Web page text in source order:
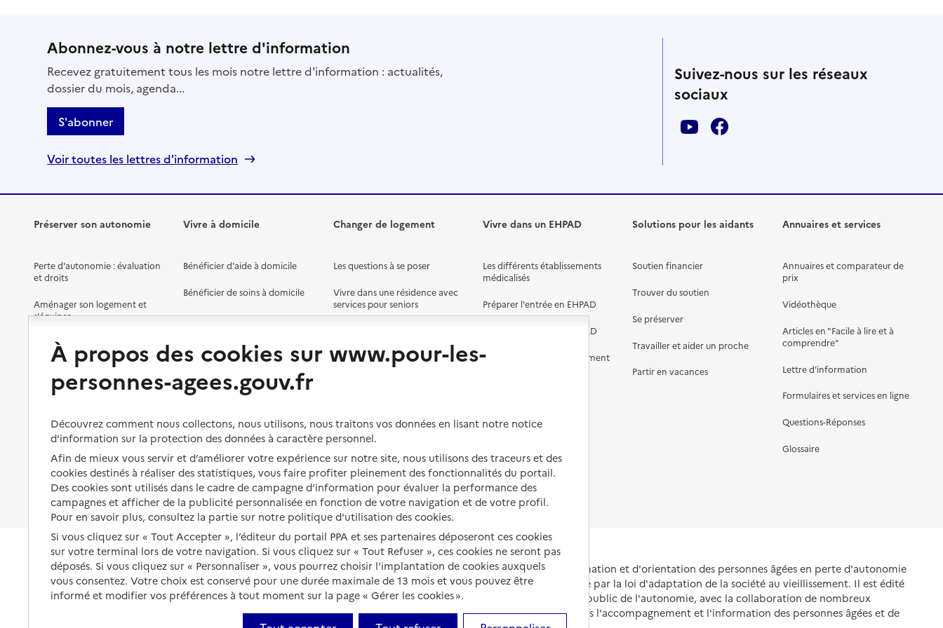
Service autonomie à domicile (aide)
ADMR
Adresse
2 place du général Leclerc
03 22 88 86 97
Site internet
Mis à jour le : 23/07/2026
ADMR
80240-Roisel
03 22 86 70 40
Site internet
Rapport HAS
Voir la fiche
Source des données : Finess n° 800008484
Mis à jour le : 23/07/2026
Service autonomie à domicile (aide)
ADMR
Adresse
36 rue Roger Salengro
80320-Chaulnes
01 44 65 55 55
Contact
Site internet
Abonnez-vous à notre lettre d'information
Recevez gratuitement tous les mois notre lettre d'information : actualités,
dossier du mois, agenda...
S'abonner
Voir toutes les lettres d'information
Suivez-nous sur les réseaux
sociaux
Préserver son autonomie
Perte d'autonomie : évaluation
et droits
Aménager son logement et
s'équiper
Préserver son autonomie et sa
santé
Organiser à l'avance sa propre
protection
Les mesures de protection
Les obligations de la famille
À qui s’adresser ?
Les politiques du grand âge
Vivre à domicile
Bénéficier d'aide à domicile
Bénéficier de soins à domicile
Aides financières
Solutions d'accueil temporaire
Vivre à domicile avec une
Être hospitalisé
Fin de vie à domicile
Changer de logement
Les questions à se poser
Vivre dans une résidence avec
services pour seniors
Vivre en accueil familial
Vivre dans un EHPAD
Les différents établissements
médicalisés
Préparer l'entrée en EHPAD
Aides financières en EHPAD
Prévention, accompagnement
Fin de vie en EHPAD
Solutions pour les aidants
Soutien financier
Trouver du soutien
Se préserver
Travailler et aider un proche
Partir en vacances
Annuaires et services
Annuaires et comparateur de
prix
Vidéothèque
Articles en "Facile à lire et à
comprendre"
Lettre d'information
Formulaires et services en ligne
Questions-Réponses
Glossaire
Portail national d'information et d'orientation des personnes âgées en perte d'autonomie
et de leurs proches, créé par la loi d'adaptation de la société au vieillissement. Il est édité
et animé par le Service public de l'autonomie, avec la collaboration de nombreux
partenaires engagés dans l'accompagnement et l'information des personnes âgées et de
À propos des cookies sur www.pour-les-
personnes-agees.gouv.fr
Découvrez comment nous collectons, nous utilisons, nous traitons vos données en lisant notre notice
d’information sur la protection des données à caractère personnel.
Afin de mieux vous servir et d’améliorer votre expérience sur notre site, nous utilisons des traceurs et des
cookies destinés à réaliser des statistiques, vous faire profiter pleinement des fonctionnalités du portail.
Des cookies sont utilisés dans le cadre de campagne d’information pour évaluer la performance des
campagnes et afficher de la publicité personnalisée en fonction de votre navigation et de votre profil.
Pour en savoir plus, consultez la partie sur notre politique d'utilisation des cookies.
Si vous cliquez sur « Tout Accepter », l’éditeur du portail PPA et ses partenaires déposeront ces cookies
sur votre terminal lors de votre navigation. Si vous cliquez sur « Tout Refuser », ces cookies ne seront pas
déposés. Si vous cliquez sur « Personnaliser », vous pourrez choisir l’implantation de cookies auxquels
vous consentez. Votre choix est conservé pour une durée maximale de 13 mois et vous pouvez être
informé et modifier vos préférences à tout moment sur la page « Gérer les cookies ».